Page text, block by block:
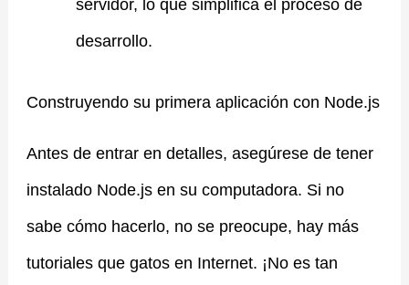
servidor, lo que simplifica el proceso de
desarrollo.
Construyendo su primera aplicación con Node.js
Antes de entrar en detalles, asegúrese de tener
instalado Node.js en su computadora. Si no
sabe cómo hacerlo, no se preocupe, hay más
tutoriales que gatos en Internet. ¡No es tan